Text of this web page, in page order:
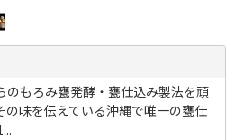
のもろみ甕発酵・甕仕込み製法を頑
の味を伝えている沖縄で唯一の甕仕